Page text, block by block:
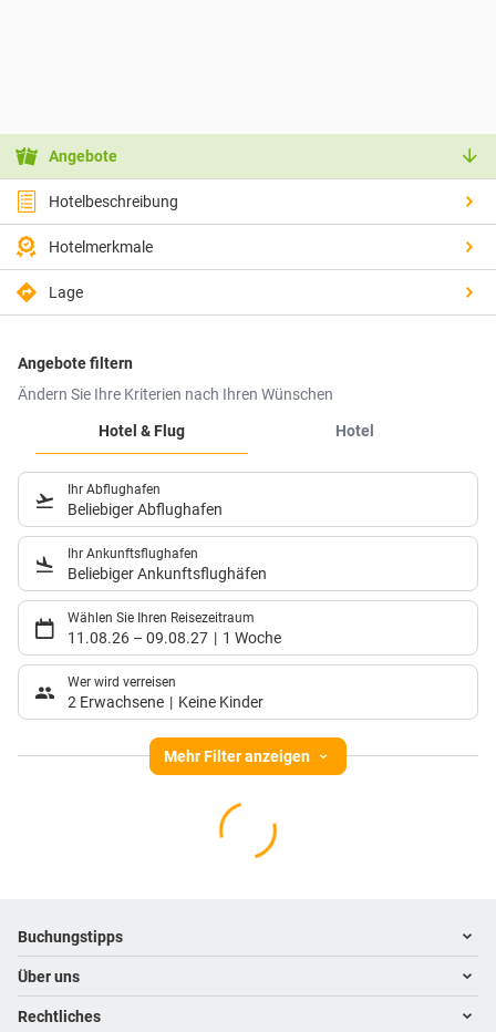
Angebote
Hotelbeschreibung
Hotelmerkmale
Lage
Angebote filtern
Ändern Sie Ihre Kriterien nach Ihren Wünschen
Hotel & Flug
Hotel
Ihr Abflughafen
Beliebiger Abflughafen
Ihr Ankunftsflughafen
Beliebiger Ankunftsflughäfen
Wählen Sie Ihren Reisezeitraum
11.08.26 – 09.08.27 1 Woche
Wer wird verreisen
2 Erwachsene Keine Kinder
Mehr Filter anzeigen
Footer navigation
Buchungstipps
Warum im Reisebüro buchen
Hoteltipps
Über uns
Kontakt
Rechtliches